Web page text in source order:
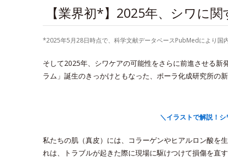
【業界初*】2025年、シワに
*2025年5月28日時点で、科学文献データベースPubMedにより国
そして2025年、シワケアの可能性をさらに前進させる
ラム」誕生のきっかけともなった、ポーラ化成研究所の
＼イラストで解説！
私たちの肌（真皮）には、コラーゲンやヒアルロン酸を
れは、トラブルが起きた際に現場に駆けつけて損傷を直す